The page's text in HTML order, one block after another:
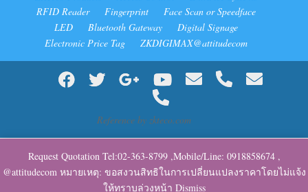
RFID Reader
Fingerprint
Face Scan or Speedface
LED
Bluetooth Gateway
Digital Signage
Electronic Price Tag
ZKDIGIMAX@attitudecom
Reference by zkteco.com
Request Quotation Tel:02-363-8799 ,Mobile/Line: 0918858674 ,
@attitudecom หมายเหตุ: ขอสงวนสิทธิในการเปลี่ยนแปลงราคาโดยไม่แจ้ง
ให้ทราบล่วงหน้า Dismiss